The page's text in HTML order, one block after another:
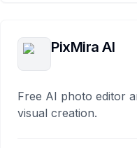
PixMira AI
Free AI photo editor
visual creation.